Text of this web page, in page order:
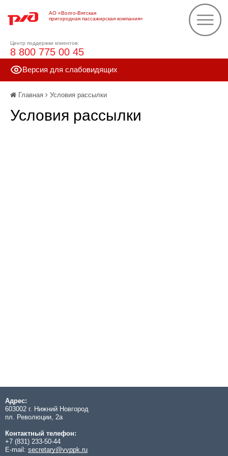
АО «Волго-Вятская
пригородная пассажирская компания»
Центр поддержки клиентов:
8 800 775 00 45
Версия для слабовидящих
Главная Условия рассылки
Условия рассылки
Адрес:
603002 г. Нижний Новгород
пл. Революции, 2а
Контактный телефон:
+7 (831) 233-50-44
E-mail: secretary@vvppk.ru